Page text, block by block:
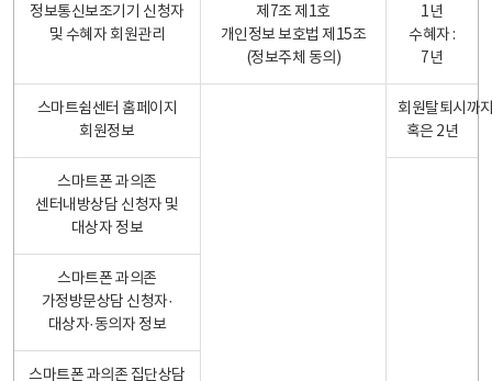
정보통신보조기기 신청자
및 수혜자 회원관리
제7조 제1호
개인정보 보호법 제15조
(정보주체 동의)
1년
수혜자 :
7년
스마트쉼센터 홈페이지
회원정보
회원탈퇴시까
혹은 2년
스마트폰 과의존
센터내방상담 신청자 및
대상자 정보
스마트폰 과의존
가정방문상담 신청자·
대상자·동의자 정보
스마트폰 과의존 집단상담